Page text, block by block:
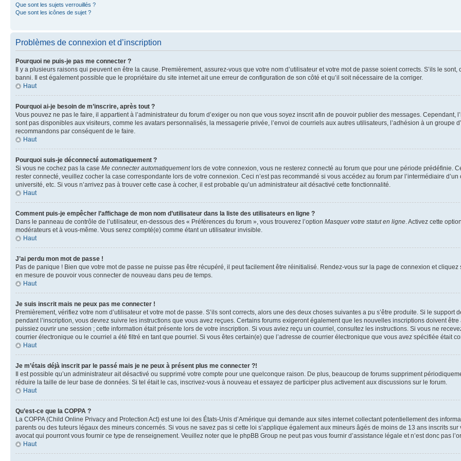
Que sont les sujets verrouillés ?
Que sont les icônes de sujet ?
Problèmes de connexion et d’inscription
Pourquoi ne puis-je pas me connecter ?
Il y a plusieurs raisons qui peuvent en être la cause. Premièrement, assurez-vous que votre nom d’utilisateur et votre mot de passe soient corrects. S’ils le
banni. Il est également possible que le propriétaire du site internet ait une erreur de configuration de son côté et qu’il soit nécessaire de la corriger.
Haut
Pourquoi ai-je besoin de m’inscrire, après tout ?
Vous pouvez ne pas le faire, il appartient à l’administrateur du forum d’exiger ou non que vous soyez inscrit afin de pouvoir publier des messages.
sont pas disponibles aux visiteurs, comme les avatars personnalisés, la messagerie privée, l’envoi de courriels aux autres utilisateurs, l’adhésion à un groupe
recommandons par conséquent de le faire.
Haut
Pourquoi suis-je déconnecté automatiquement ?
Si vous ne cochez pas la case Me connecter automatiquementlors de votre connexion, vous ne resterez connecté au forum que pour une période prédéfinie.
rester connecté, veuillez cocher la case correspondante lors de votre connexion. Ceci n’est pas recommandé si vous accédez au forum par l’intermédiaire
université, etc. Si vous n’arrivez pas à trouver cette case à cocher, il est probable qu’un administrateur ait désactivé cette fonctionnalité.
Haut
Comment puis-je empêcher l’affichage de mon nom d’utilisateur dans la liste des utilisateurs en ligne ?
Dans le panneau de contrôle de l’utilisateur, en-dessous des « Préférences du forum », vous trouverez l’option Masquer votre statut en ligne . Activez cette
modérateurs et à vous-même. Vous serez compté(e) comme étant un utilisateur invisible.
Haut
J’ai perdu mon mot de passe !
Pas de panique ! Bien que votre mot de passe ne puisse pas être récupéré, il peut facilement être réinitialisé. Rendez-vous sur la page de connexion et cliquez
en mesure de pouvoir vous connecter de nouveau dans peu de temps.
Haut
Je suis inscrit mais ne peux pas me connecter !
Premièrement, vérifiez votre nom d’utilisateur et votre mot de passe. S’ils sont corrects, alors une des deux choses suivantes a pu s’être produite. Si le
pendant l’inscription, vous devrez suivre les instructions que vous avez reçues. Certains forums exigeront également que les nouvelles inscriptions doivent
puissiez ouvrir une session ; cette information était présente lors de votre inscription. Si vous aviez reçu un courriel, consultez les instructions. Si vous ne
courrier électronique ou le courriel a été filtré en tant que pourriel. Si vous êtes certain(e) que l’adresse de courrier électronique que vous avez spécifiée était
Haut
Je m’étais déjà inscrit par le passé mais je ne peux à présent plus me connecter ?!
Il est possible qu’un administrateur ait désactivé ou supprimé votre compte pour une quelconque raison. De plus, beaucoup de forums suppriment
réduire la taille de leur base de données. Si tel était le cas, inscrivez-vous à nouveau et essayez de participer plus activement aux discussions sur le forum.
Haut
Qu’est-ce que la COPPA ?
La COPPA (Child Online Privacy and Protection Act) est une loi des États-Unis d’Amérique qui demande aux sites internet collectant potentiellement des
parents ou des tuteurs légaux des mineurs concernés. Si vous ne savez pas si cette loi s’applique également aux mineurs âgés de moins de 13 ans inscrits
avocat qui pourront vous fournir ce type de renseignement. Veuillez noter que le phpBB Group ne peut pas vous fournir d’assistance légale et n’est donc pas
Haut